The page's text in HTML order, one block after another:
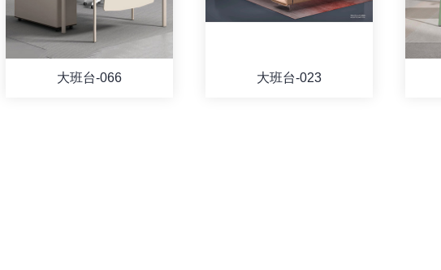
大班台-066 大班台-023